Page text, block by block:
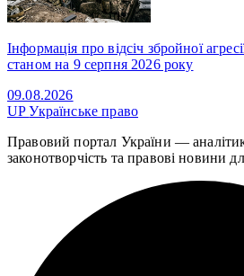
Інформація про відсіч збройної
станом на 9 серпня 2026 року
09.08.2026
UPУкраїнське право
Правовий портал України —
законотворчість та правові новини